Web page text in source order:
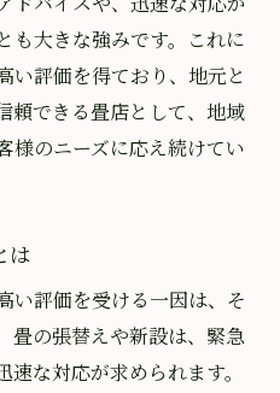
も大きな強みです。これに
い評価を得ており、地元と
頼できる畳店として、地域
様のニーズに応え続けてい
は
い評価を受ける一因は、そ
畳の張替えや新設は、緊急
な対応が求められます。